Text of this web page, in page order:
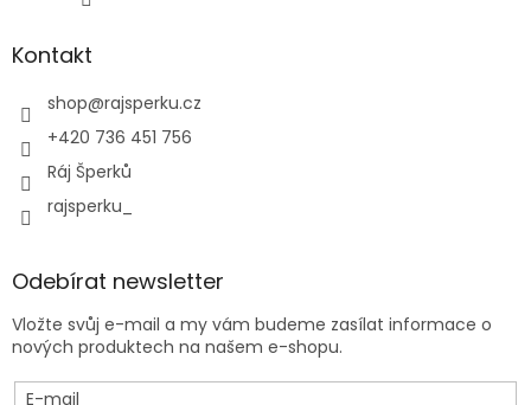
Kontakt
shop@rajsperku.cz
+420 736 451 756
Ráj Šperků
rajsperku_
Odebírat newsletter
Vložte svůj e-mail a my vám budeme zasílat informace o
nových produktech na našem e-shopu.
E-mail